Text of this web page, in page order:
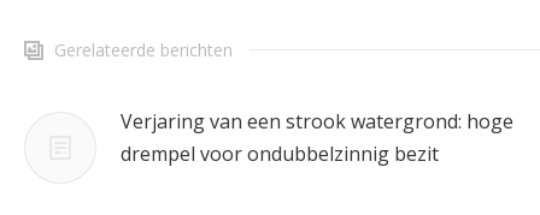
Gerelateerde berichten
Verjaring van een strook watergrond: hoge
drempel voor ondubbelzinnig bezit